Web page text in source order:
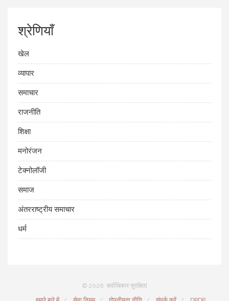
श्रेणियाँ
खेल
व्यापार
समाचार
राजनीति
शिक्षा
मनोरंजन
टेक्नोलॉजी
समाज
अंतरराष्ट्रीय समाचार
धर्म
© 2026. सर्वाधिकार सुरक्षित|